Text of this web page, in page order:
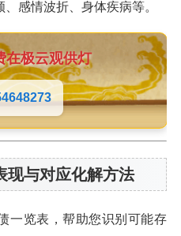
感情波折、身体疾病等。
在极云观供灯
现与对应化解方法
一览表，帮助您识别可能存